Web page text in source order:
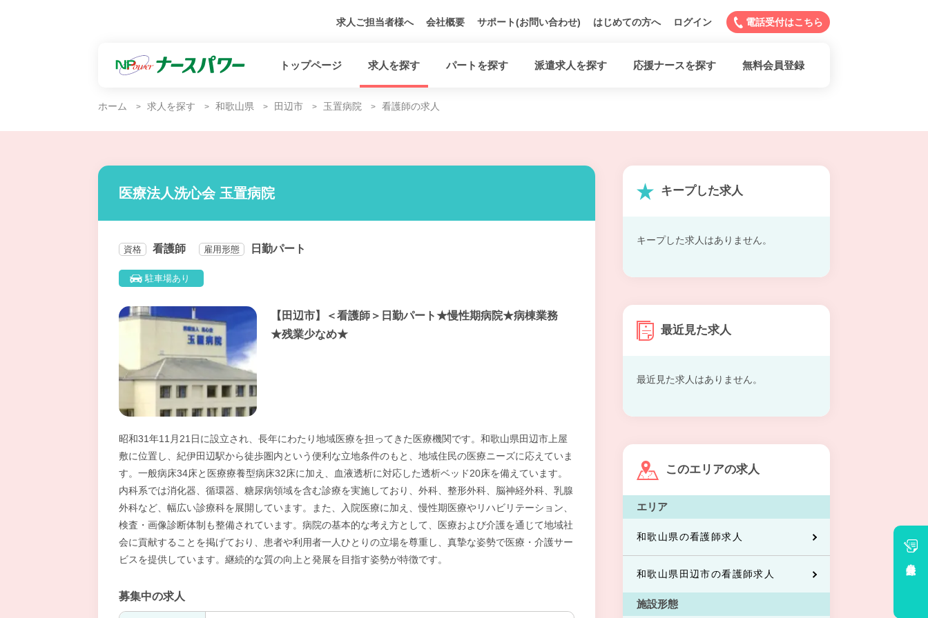
求人ご担当者様へ 会社概要 サポート(お問い合わせ) はじめての方へ ログイン 電話受付はこちら
トップページ 求人を探す パートを探す 派遣求人を探す 応援ナースを探す 無料会員登録
ホーム 求人を探す 和歌山県 田辺市 玉置病院 看護師の求人
医療法人洗心会 玉置病院
資格 看護師 雇用形態 日勤パート
駐車場あり
【田辺市】＜看護師＞日勤パート★慢性期病院★病棟業務
★残業少なめ★
昭和31年11月21日に設立され、長年にわたり地域医療を担ってきた医療機関です。和歌山県田辺市上屋
敷に位置し、紀伊田辺駅から徒歩圏内という便利な立地条件のもと、地域住民の医療ニーズに応えていま
す。一般病床34床と医療療養型病床32床に加え、血液透析に対応した透析ベッド20床を備えています。
内科系では消化器、循環器、糖尿病領域を含む診療を実施しており、外科、整形外科、脳神経外科、乳腺
外科など、幅広い診療科を展開しています。また、入院医療に加え、慢性期医療やリハビリテーション、
検査・画像診断体制も整備されています。病院の基本的な考え方として、医療および介護を通じて地域社
会に貢献することを掲げており、患者や利用者一人ひとりの立場を尊重し、真摯な姿勢で医療・介護サー
ビスを提供しています。継続的な質の向上と発展を目指す姿勢が特徴です。
募集中の求人
キープした求人
キープした求人はありません。
最近見た求人
最近見た求人はありません。
このエリアの求人
エリア
和歌山県の看護師求人
和歌山県田辺市の看護師求人
施設形態